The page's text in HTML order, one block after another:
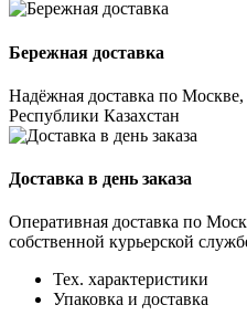
Бережная доставка
Надёжная доставка по
Республики Казахстан
Доставка в день заказа
Оперативная доставка по
собственной курьерской
Тех. характеристики
Упаковка и доставка